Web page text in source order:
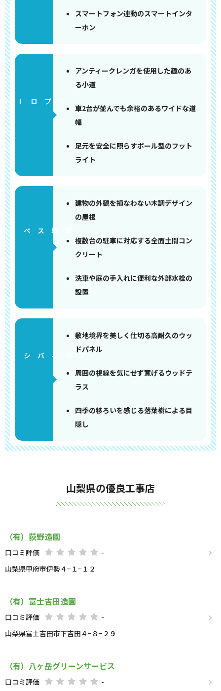
スマートフォン連動のスマートインタ
ーホン
アプローチ
アンティークレンガを使用した趣のあ
る小道
車2台が並んでも余裕のあるワイドな道
幅
足元を安全に照らすポール型のフット
ライト
建物の外観を損なわない木調デザイン
の屋根
複数台の駐車に対応する全面土間コン
クリート
洗車や庭の手入れに便利な外部水栓の
設置
敷地境界を美しく仕切る高耐久のウッ
ドパネル
周囲の視線を気にせず寛げるウッドテ
ラス
四季の移ろいを感じる落葉樹による目
隠し
山梨県の優良工事店
（有）荻野造園
口コミ評価
-
山梨県甲府市伊勢４−１−１２
（有）富士吉田造園
口コミ評価
-
山梨県富士吉田市下吉田４−８−２９
（有）八ヶ岳グリーンサービス
口コミ評価 -